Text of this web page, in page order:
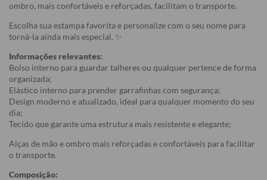
ombro, mais confortáveis e reforçadas, facilitam o transporte.
Escolha sua estampa favorita e personalize com o seu nome para
torná-la ainda mais especial. ✨
Informações relevantes:
Bolso interno para guardar talheres ou qualquer pertence de forma
organizada;
Elástico interno para prender garrafinhas com segurança;
Design moderno e atualizado, ideal para qualquer momento do seu
dia;
Tecido que garante uma estrutura mais resistente e elegante;
Alças de mão e ombro mais reforçadas e confortáveis para facilitar
o transporte.
Composição: